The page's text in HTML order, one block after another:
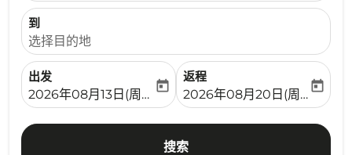
到
选择目的地
出发
fc-booking-departure-date-aria-label
2026年08月13日(周四)
today
返程
fc-booking-return-date-
2026年08月20日(周四)
today
搜索